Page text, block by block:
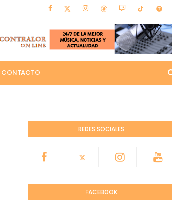
CONTACTO
REDES SOCIALES
FACEBOOK